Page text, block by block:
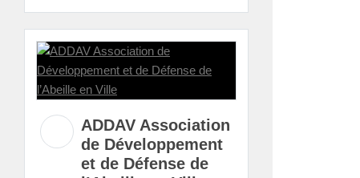
ADDAV Association
de Développement
et de Défense de